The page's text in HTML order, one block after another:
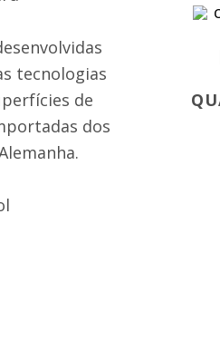
tecnologias
de
dos